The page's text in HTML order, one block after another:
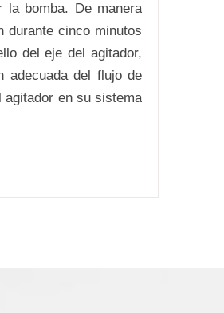
bomba. De manera
durante cinco minutos
del eje del agitador,
adecuada del flujo de
agitador en su sistema